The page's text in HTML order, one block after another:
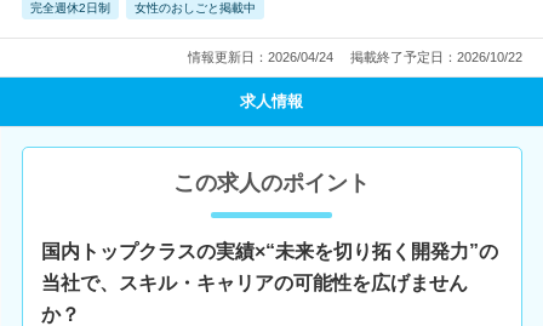
完全週休2日制 女性のおしごと掲載中
情報更新日：2026/04/24 掲載終了予定日：2026/10/22
求人情報
この求人のポイント
国内トップクラスの実績×“未来を切り拓く開発力”の
当社で、スキル・キャリアの可能性を広げません
か？